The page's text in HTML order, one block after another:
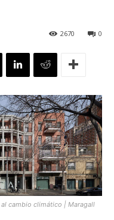
0
2670
cambio climático | Maragall